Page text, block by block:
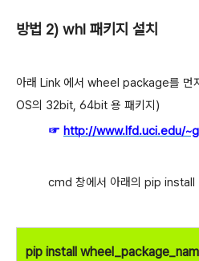
방법 2) whl 패키지 설치
아래 Link 에서 wheel package를 먼
OS의 32bit, 64bit 용 패키지)
☞ http://www.lfd.uci.edu/
cmd 창에서 아래의 pip install
pip install